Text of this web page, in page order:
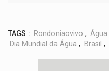
TAGS : Rondoniaovivo , Água
Dia Mundial da Água , Brasil ,